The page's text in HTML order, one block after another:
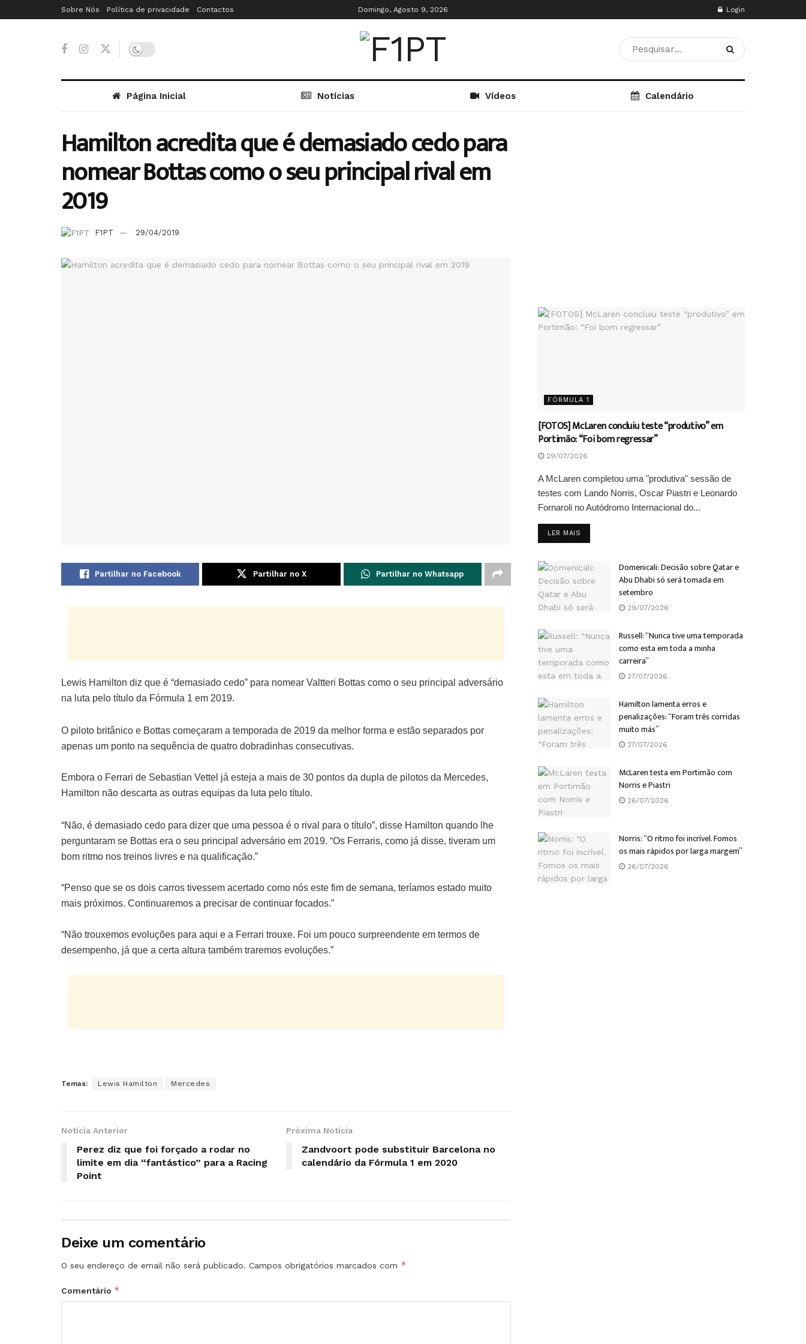
Sobre Nós Política de privacidade Contactos Domingo, Agosto 9, 2026 Login
Página Inicial Notícias Vídeos Calendário
Hamilton acredita que é demasiado cedo para
nomear Bottas como o seu principal rival em
2019
F1PT 29/04/2019
Partilhar no Facebook Partilhar no X Partilhar no Whatsapp
Lewis Hamilton diz que é “demasiado cedo” para nomear Valtteri Bottas como o seu principal adversário
na luta pelo título da Fórmula 1 em 2019.
O piloto britânico e Bottas começaram a temporada de 2019 da melhor forma e estão separados por
apenas um ponto na sequência de quatro dobradinhas consecutivas.
Embora o Ferrari de Sebastian Vettel já esteja a mais de 30 pontos da dupla de pilotos da Mercedes,
Hamilton não descarta as outras equipas da luta pelo título.
“Não, é demasiado cedo para dizer que uma pessoa é o rival para o título”, disse Hamilton quando lhe
perguntaram se Bottas era o seu principal adversário em 2019. “Os Ferraris, como já disse, tiveram um
bom ritmo nos treinos livres e na qualificação.”
“Penso que se os dois carros tivessem acertado como nós este fim de semana, teríamos estado muito
mais próximos. Continuaremos a precisar de continuar focados.”
“Não trouxemos evoluções para aqui e a Ferrari trouxe. Foi um pouco surpreendente em termos de
desempenho, já que a certa altura também traremos evoluções.”
Temas: Lewis Hamilton Mercedes
Notícia Anterior
Perez diz que foi forçado a rodar no
limite em dia “fantástico” para a Racing
Point
Próxima Notícia
Zandvoort pode substituir Barcelona no
calendário da Fórmula 1 em 2020
Deixe um comentário
O seu endereço de email não será publicado. Campos obrigatórios marcados com *
Comentário *
FÓRMULA 1
[FOTOS] McLaren concluiu teste “produtivo” em
Portimão: “Foi bom regressar”
29/07/2026
A McLaren completou uma "produtiva" sessão de
testes com Lando Norris, Oscar Piastri e Leonardo
Fornaroli no Autódromo Internacional do...
LER MAIS
Domenicali: Decisão sobre Qatar e
Abu Dhabi só será tomada em
setembro
29/07/2026
Russell: “Nunca tive uma temporada
como esta em toda a minha
carreira”
27/07/2026
Hamilton lamenta erros e
penalizações: “Foram três corridas
muito más”
27/07/2026
McLaren testa em Portimão com
Norris e Piastri
26/07/2026
Norris: “O ritmo foi incrível. Fomos
os mais rápidos por larga margem”
26/07/2026